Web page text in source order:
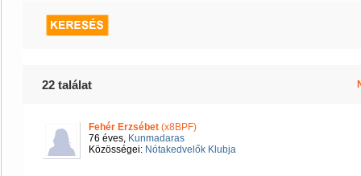
22 találat
Fehér Erzsébet (x8BPF)
76 éves, Kunmadaras
Közösségei: Nótakedvelők Klubja